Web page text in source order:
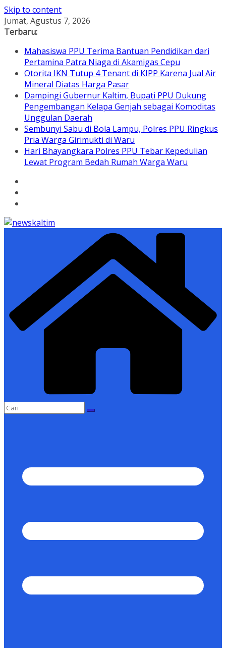
Skip to content
Jumat, Agustus 7, 2026
Terbaru:
Mahasiswa PPU Terima Bantuan Pendidikan dari
Pertamina Patra Niaga di Akamigas Cepu
Otorita IKN Tutup 4 Tenant di KIPP Karena Jual Air
Mineral Diatas Harga Pasar
Dampingi Gubernur Kaltim, Bupati PPU Dukung
Pengembangan Kelapa Genjah sebagai Komoditas
Unggulan Daerah
Sembunyi Sabu di Bola Lampu, Polres PPU Ringkus
Pria Warga Girimukti di Waru
Hari Bhayangkara Polres PPU Tebar Kepedulian
Lewat Program Bedah Rumah Warga Waru